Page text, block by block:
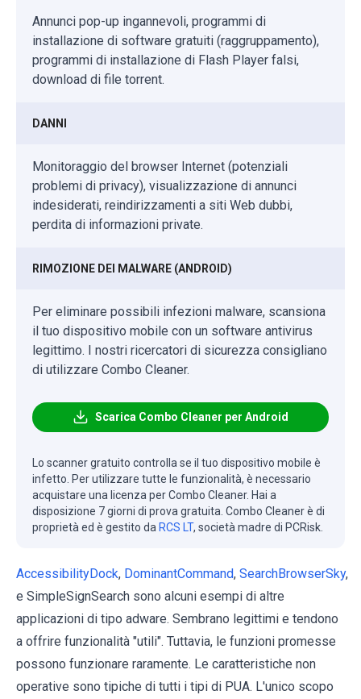
Annunci pop-up ingannevoli, programmi di
installazione di software gratuiti (raggruppamento),
programmi di installazione di Flash Player falsi,
download di file torrent.
DANNI
Monitoraggio del browser Internet (potenziali
problemi di privacy), visualizzazione di annunci
indesiderati, reindirizzamenti a siti Web dubbi,
perdita di informazioni private.
RIMOZIONE DEI MALWARE (ANDROID)
Per eliminare possibili infezioni malware, scansiona
il tuo dispositivo mobile con un software antivirus
legittimo. I nostri ricercatori di sicurezza consigliano
di utilizzare Combo Cleaner.
Scarica Combo Cleaner per Android
Lo scanner gratuito controlla se il tuo dispositivo mobile è
infetto. Per utilizzare tutte le funzionalità, è necessario
acquistare una licenza per Combo Cleaner. Hai a
disposizione 7 giorni di prova gratuita. Combo Cleaner è di
proprietà ed è gestito da RCS LT, società madre di PCRisk.
AccessibilityDock, DominantCommand, SearchBrowserSky,
e SimpleSignSearch sono alcuni esempi di altre
applicazioni di tipo adware. Sembrano legittimi e tendono
a offrire funzionalità "utili". Tuttavia, le funzioni promesse
possono funzionare raramente. Le caratteristiche non
operative sono tipiche di tutti i tipi di PUA. L'unico scopo